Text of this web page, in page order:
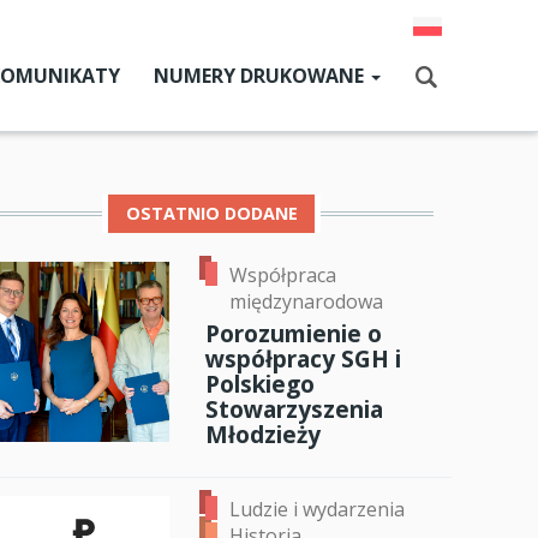
SGH
SGH
NUMERY DRUKOWANE
Aktualny numer
OSTATNIO DODANE
Współpraca
międzynarodowa
Porozumienie o
współpracy SGH i
Polskiego
Stowarzyszenia
Młodzieży
Ludzie i wydarzenia